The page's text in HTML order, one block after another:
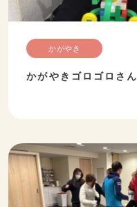
かがやき
かがやきゴロゴロさん